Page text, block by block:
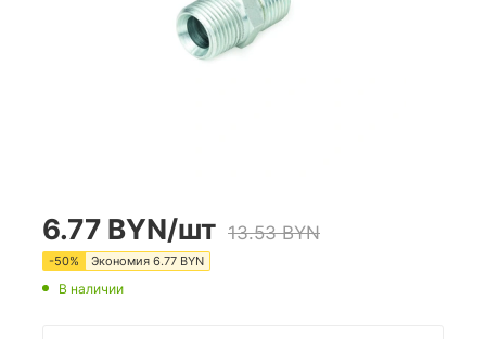
6.77 BYN/шт 13.53BYN
-50% Экономия 6.77 BYN
В наличии